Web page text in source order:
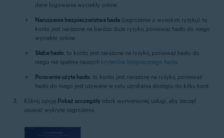
dane logowania wyciekły online.
Naruszenie bezpieczeństwa hasła (zagrożenie o wysokim ryzyku): to
konto jest narażone na bardzo duże ryzyko, ponieważ hasło do niego
wyciekło online.
Słabe hasło: to konto jest narażone na ryzyko, ponieważ hasło do
niego nie spełnia naszych kryteriów bezpiecznego hasła
Ponownie użyte hasło: to konto jest narażone na ryzyko, ponieważ
hasło do niego jest używane w celu uzyskania dostępu do kilku kont.
Kliknij opcję Pokaż szczegóły obok wymienionej usługi, aby zacząć
usuwać wykryte zagrożenia.